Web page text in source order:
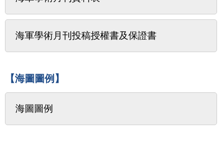
海軍學術月刊投稿授權書及保證書
【海圖圖例】
海圖圖例